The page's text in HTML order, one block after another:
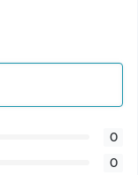
0
0